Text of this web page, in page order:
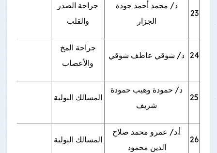
23
د/ محمد أحمد جودة
الجزار
جراحة الصدر
والقلب
24 د/ شوقي عاطف شوقي
جراحة المخ
والأعصاب
25
د/ حمودة وهيب حمودة
شريف
المسالك البولية
26
أ.د/ عمرو محمد صلاح
الدين محمود
المسالك البولية